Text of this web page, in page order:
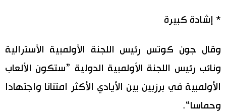
* إشادة كبيرة
وقال جون كوتس رئيس اللجنة الأولمبية الأسترالية
ونائب رئيس اللجنة الأولمبية الدولية ”ستكون الألعاب
الأولمبية في برزبين بين الأيادي الأكثر امتنانا واجتهادا
وحماسا“.